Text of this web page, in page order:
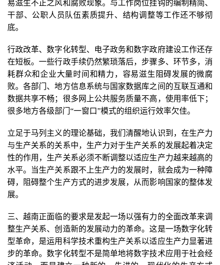
易滋生不正之风和腐败现象。与工作岗位挂钩的编制精简、
干部、公职人员队伍素质提升、结构调整等工作还不够彻
底。
行政改革、数字化转型、电子政务和数字政府建设工作还存
在短板。一些行政手续仍然繁琐落后，步骤多、环节多，消
耗群众和企业大量时间和精力，容易滋生阻碍发展的微腐
败。各部门、地方信息系统与国家数据库之间的互联互通和
数据共享不畅；很多网上公共服务质量不高，使用率低下；
很多地方各级部门“一窗口”模式的组织运行效率欠佳。
立足于马列主义的理论基础，我们清醒地认识到，在生产力
与生产关系的关系中，生产力对于生产关系的发展起着决定
性的作用，生产关系必须不断调整以适应生产力越来越高的
水平。当生产关系跟不上生产力的发展时，就会成为一种障
碍，阻碍整个生产方式的进步发展，从而影响国家的整体发
展。
三、越南正面临的要求是发起一场以强有力的全面改革来调
整生产关系、创造新的发展动力的革命。这是一场数字化转
型革命，是运用科学技术重构生产关系以适应生产力显著进
步的革命。数字化转型不是简单地将数字技术应用于社会经